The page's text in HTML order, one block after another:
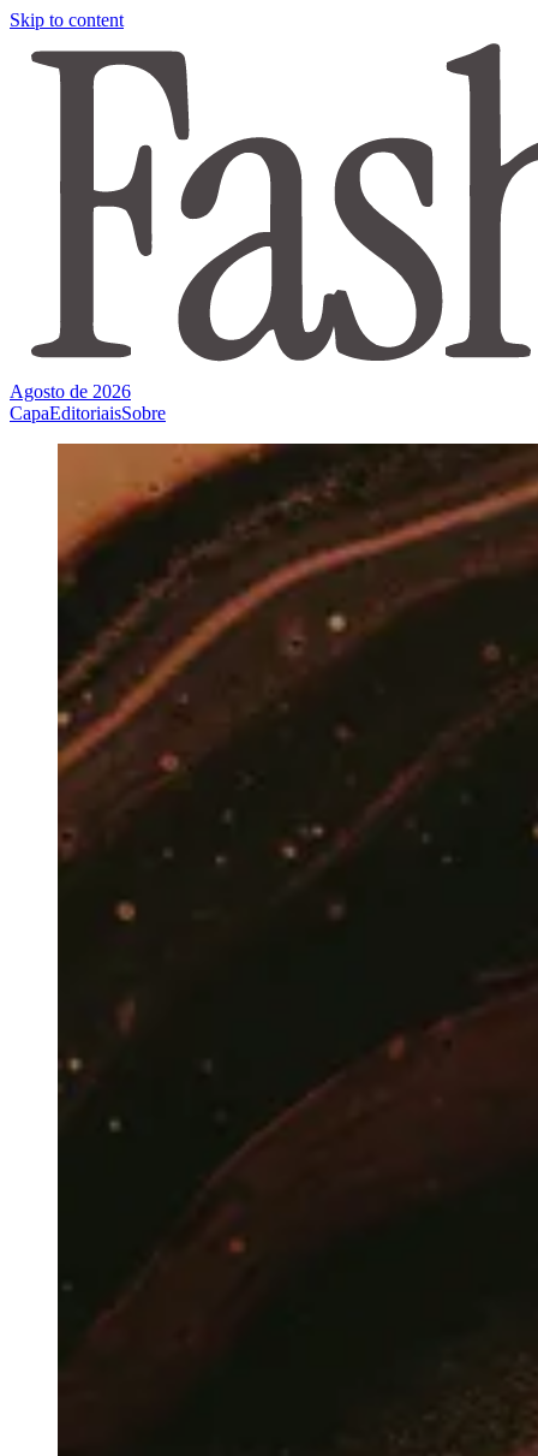
Skip to content
Agosto de 2026
CapaEditoriaisSobre